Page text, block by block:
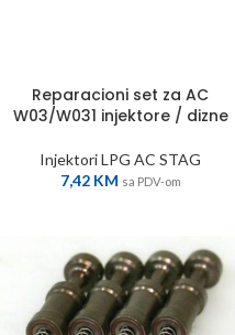
Reparacioni set za AC
W03/W031 injektore / dizne
Injektori LPG AC STAG
7,42 KM sa PDV-om